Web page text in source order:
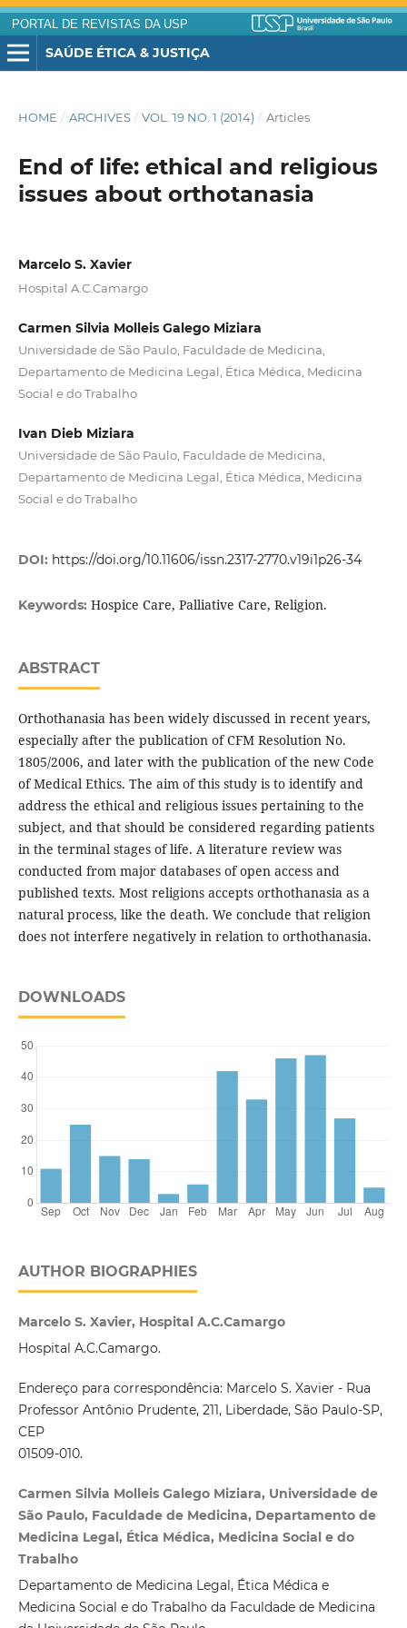
PORTAL DE REVISTAS DA USP
SAÚDE ÉTICA & JUSTIÇA
HOME / ARCHIVES / VOL. 19 NO. 1 (2014) / Articles
End of life: ethical and religious
issues about orthotanasia
Marcelo S. Xavier
Hospital A.C.Camargo
Carmen Silvia Molleis Galego Miziara
Universidade de São Paulo, Faculdade de Medicina,
Departamento de Medicina Legal, Ética Médica, Medicina
Social e do Trabalho
Ivan Dieb Miziara
Universidade de São Paulo, Faculdade de Medicina,
Departamento de Medicina Legal, Ética Médica, Medicina
Social e do Trabalho
DOI: https://doi.org/10.11606/issn.2317-2770.v19i1p26-34
Keywords: Hospice Care, Palliative Care, Religion.
ABSTRACT
Orthothanasia has been widely discussed in recent years,
especially after the publication of CFM Resolution No.
1805/2006, and later with the publication of the new Code
of Medical Ethics. The aim of this study is to identify and
address the ethical and religious issues pertaining to the
subject, and that should be considered regarding patients
in the terminal stages of life. A literature review was
conducted from major databases of open access and
published texts. Most religions accepts orthothanasia as a
natural process, like the death. We conclude that religion
does not interfere negatively in relation to orthothanasia.
DOWNLOADS
AUTHOR BIOGRAPHIES
Marcelo S. Xavier, Hospital A.C.Camargo
Hospital A.C.Camargo.
Endereço para correspondência: Marcelo S. Xavier - Rua
Professor Antônio Prudente, 211, Liberdade, São Paulo-SP,
CEP
01509-010.
Carmen Silvia Molleis Galego Miziara, Universidade de
São Paulo, Faculdade de Medicina, Departamento de
Medicina Legal, Ética Médica, Medicina Social e do
Trabalho
Departamento de Medicina Legal, Ética Médica e
Medicina Social e do Trabalho da Faculdade de Medicina